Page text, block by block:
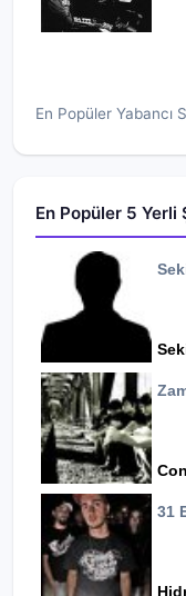
En Popüler Yabancı
En Popüler 5 Yerli
31